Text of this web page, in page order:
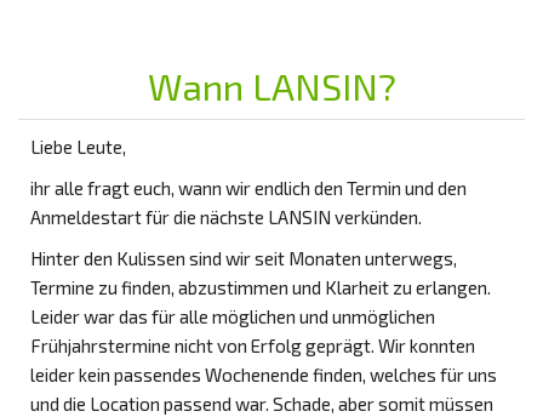
Wann LANSIN?
Liebe Leute,
ihr alle fragt euch, wann wir endlich den Termin und den
Anmeldestart für die nächste LANSIN verkünden.
Hinter den Kulissen sind wir seit Monaten unterwegs,
Termine zu finden, abzustimmen und Klarheit zu erlangen.
Leider war das für alle möglichen und unmöglichen
Frühjahrstermine nicht von Erfolg geprägt. Wir konnten
leider kein passendes Wochenende finden, welches für uns
und die Location passend war. Schade, aber somit müssen